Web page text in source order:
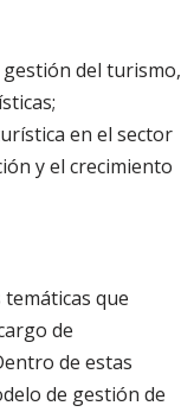
del turismo,
en el sector
y el crecimiento
que
de
de estas
de gestión de